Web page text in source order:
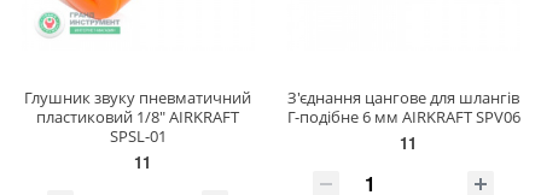
Глушник звуку пневматичний
пластиковий 1/8" AIRKRAFT
SPSL-01
11
З'єднання цангове для шлангів
Г-подібне 6 мм AIRKRAFT SPV06
11